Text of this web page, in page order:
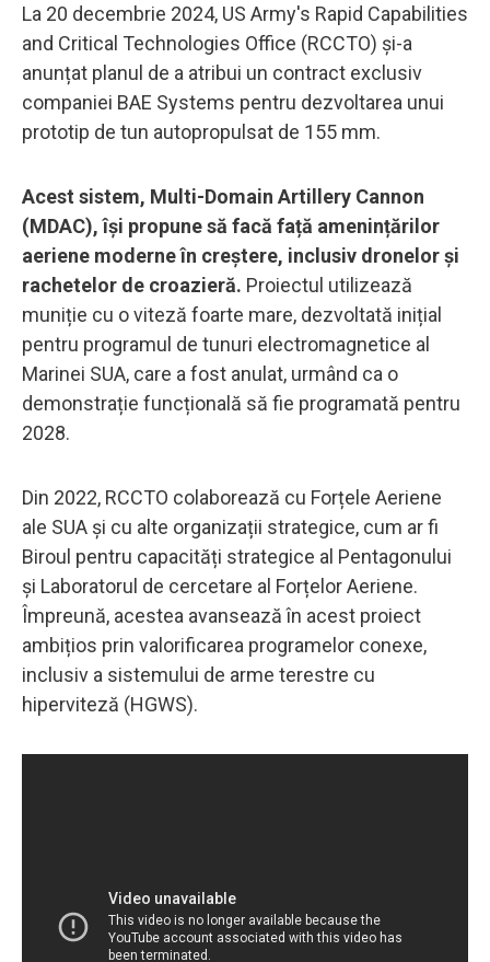
La 20 decembrie 2024, US Army's Rapid Capabilities
and Critical Technologies Office (RCCTO) și-a
anunțat planul de a atribui un contract exclusiv
companiei BAE Systems pentru dezvoltarea unui
prototip de tun autopropulsat de 155 mm.
Acest sistem, Multi-Domain Artillery Cannon
(MDAC), își propune să facă față amenințărilor
aeriene moderne în creștere, inclusiv dronelor și
rachetelor de croazieră. Proiectul utilizează
muniție cu o viteză foarte mare, dezvoltată inițial
pentru programul de tunuri electromagnetice al
Marinei SUA, care a fost anulat, urmând ca o
demonstrație funcțională să fie programată pentru
2028.
Din 2022, RCCTO colaborează cu Forțele Aeriene
ale SUA și cu alte organizații strategice, cum ar fi
Biroul pentru capacități strategice al Pentagonului
și Laboratorul de cercetare al Forțelor Aeriene.
Împreună, acestea avansează în acest proiect
ambițios prin valorificarea programelor conexe,
inclusiv a sistemului de arme terestre cu
hiperviteză (HGWS).